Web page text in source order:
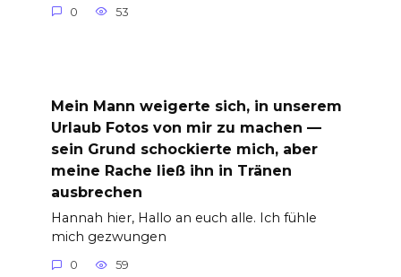
0 53
Mein Mann weigerte sich, in unserem
Urlaub Fotos von mir zu machen —
sein Grund schockierte mich, aber
meine Rache ließ ihn in Tränen
ausbrechen
Hannah hier, Hallo an euch alle. Ich fühle
mich gezwungen
0 59